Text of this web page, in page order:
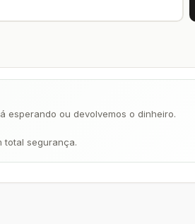
esperando ou devolvemos o dinheiro.
total segurança.